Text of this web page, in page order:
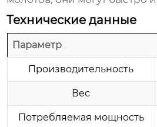
Технические данные
Параметр
Производительность
Вес
Потребляемая мощность